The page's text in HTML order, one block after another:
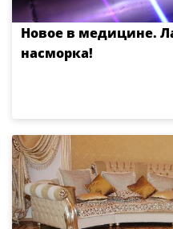
Новое в медицине.
насморка!